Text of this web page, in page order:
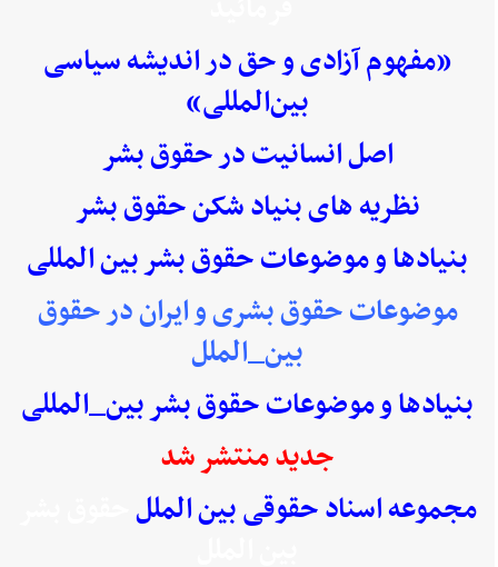
«مفهوم آزادی و حق در اندیشه سیاسی
بین‌المللی»
اصل انسانیت در حقوق بشر
نظریه های بنیاد شکن حقوق بشر
بنیادها و موضوعات حقوق بشر بین المللی
موضوعات حقوق بشری و ایران در حقوق
بین_الملل
بنیادها و موضوعات حقوق بشر بین_المللی
جدید منتشر شد
مجموعه اسناد حقوقی بین الملل